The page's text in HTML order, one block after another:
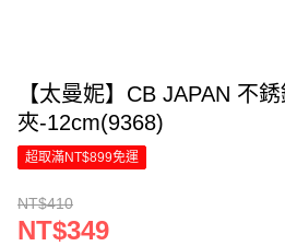
【太曼妮】CB JAPAN 不
夾-12cm(9368)
超取滿NT$899免運
NT$410
NT$349